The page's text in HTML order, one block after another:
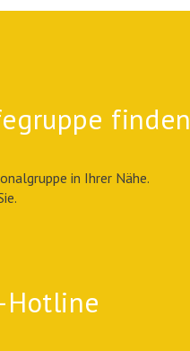
finden
in Ihrer Nähe.
Hotline